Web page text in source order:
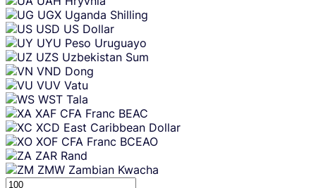
UGX Uganda Shilling
USD US Dollar
UYU Peso Uruguayo
UZS Uzbekistan Sum
VND Dong
VUV Vatu
WST Tala
XAF CFA Franc BEAC
XCD East Caribbean Dollar
XOF CFA Franc BCEAO
ZAR Rand
ZMW Zambian Kwacha